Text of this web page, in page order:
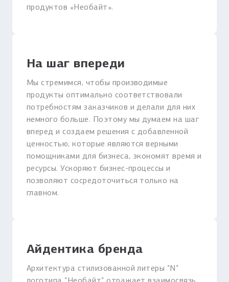
продуктов «Необайт».
На шаг впереди
Мы стремимся, чтобы производимые
продукты оптимально соответствовали
потребностям заказчиков и делали для них
немного больше. Поэтому мы думаем на шаг
вперед и создаем решения с добавленной
ценностью, которые являются верными
помощниками для бизнеса, экономят время и
ресурсы. Ускоряют бизнес-процессы и
позволяют сосредоточиться только на
главном.
Айдентика бренда
Архитектура стилизованной литеры "N"